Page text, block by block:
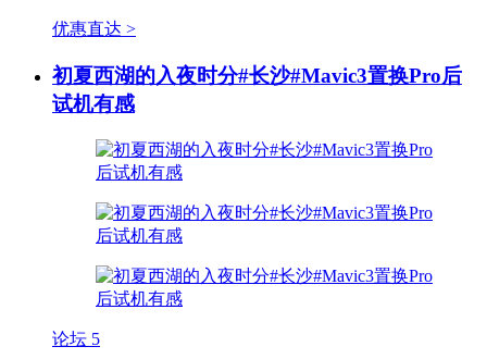
优惠直达 >
初夏西湖的入夜时分#长沙#Mavic3置换Pro后
试机有感
论坛 5